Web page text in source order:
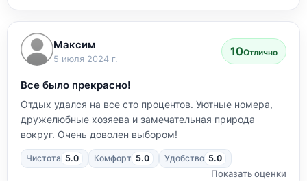
Максим
5 июля 2024 г.
10Отлично
Все было прекрасно!
Отдых удался на все сто процентов. Уютные номера,
дружелюбные хозяева и замечательная природа
вокруг. Очень доволен выбором!
Чистота 5.0 Комфорт 5.0 Удобство 5.0
Показать оценки